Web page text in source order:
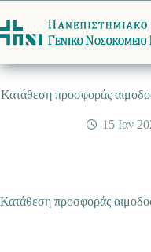
στο
περιεχόμενο
Κατάθεση προσφοράς
15 Ιαν
Κατάθεση προσφοράς